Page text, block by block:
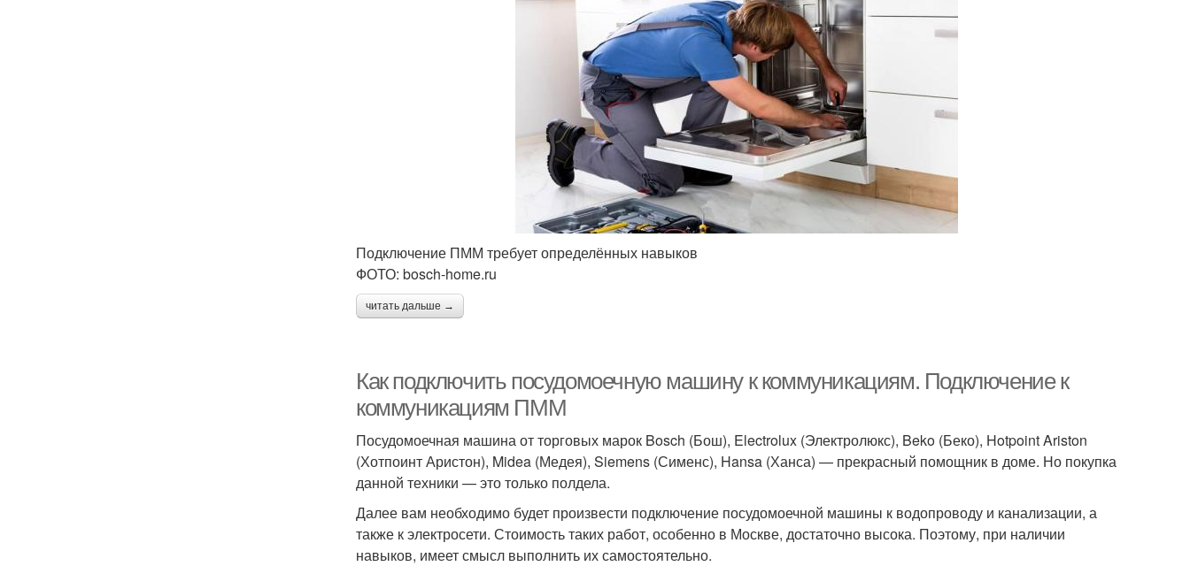
Подключение ПММ требует определённых навыков
ФОТО: bosch-home.ru
читать дальше →
Как подключить посудомоечную машину к коммуникациям. Подключение к
коммуникациям ПММ
Посудомоечная машина от торговых марок Bosch (Бош), Electrolux (Электролюкс), Beko (Беко), Hotpoint Ariston
(Хотпоинт Аристон), Midea (Медея), Siemens (Сименс), Hansa (Ханса) — прекрасный помощник в доме. Но покупка
данной техники — это только полдела.
Далее вам необходимо будет произвести подключение посудомоечной машины к водопроводу и канализации, а
также к электросети. Стоимость таких работ, особенно в Москве, достаточно высока. Поэтому, при наличии
навыков, имеет смысл выполнить их самостоятельно.